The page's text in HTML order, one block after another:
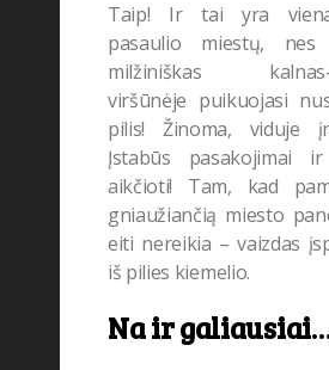
Taip! Ir tai yra
pasaulio miestų,
milžiniškas
viršūnėje puikuojasi
pilis! Žinoma, viduje
Įstabūs pasakojimai
aikčioti! Tam, kad
gniaužiančią miesto
eiti nereikia – vaizdas
iš pilies kiemelio.
Na ir